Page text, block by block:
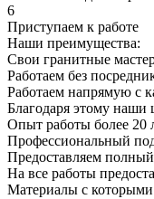
6
Приступаем к работе
Наши преимущества:
Свои гранитные
Работаем без
Работаем напрямую с
Благодаря этому
Опыт работы более 20
Профессиональный
Предоставляем
На все работы
Материалы с